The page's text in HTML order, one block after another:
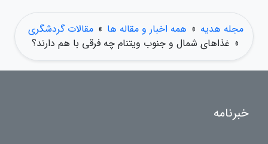
مجله هدیه » همه اخبار و مقاله ها » مقالات گردشگری
» غذاهای شمال و جنوب ویتنام چه فرقی با هم دارند؟
خبرنامه